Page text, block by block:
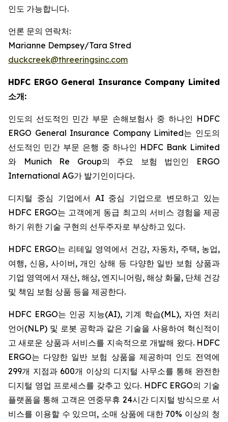
인도 가능합니다.
언론 문의 연락처:
Marianne Dempsey/Tara Stred
duckcreek@threeringsinc.com
HDFC ERGO General Insurance Company Limited
소개:
인도의 선도적인 민간 부문 손해보험사 중 하나인 HDFC
ERGO General Insurance Company Limited는 인도의
선도적인 민간 부문 은행 중 하나인 HDFC Bank Limited
와 Munich Re Group의 주요 보험 법인인 ERGO
International AG가 발기인이다다.
디지털 중심 기업에서 AI 중심 기업으로 변모하고 있는
HDFC ERGO는 고객에게 동급 최고의 서비스 경험을 제공
하기 위한 기술 구현의 선두주자로 부상하고 있다.
HDFC ERGO는 리테일 영역에서 건강, 자동차, 주택, 농업,
여행, 신용, 사이버, 개인 상해 등 다양한 일반 보험 상품과
기업 영역에서 재산, 해상, 엔지니어링, 해상 화물, 단체 건강
및 책임 보험 상품 등을 제공한다.
HDFC ERGO는 인공 지능(AI), 기계 학습(ML), 자연 처리
언어(NLP) 및 로봇 공학과 같은 기술을 사용하여 혁신적이
고 새로운 상품과 서비스를 지속적으로 개발해 왔다. HDFC
ERGO는 다양한 일반 보험 상품을 제공하며 인도 전역에
299개 지점과 600개 이상의 디지털 사무소를 통해 완전한
디지털 영업 프로세스를 갖추고 있다. HDFC ERGO의 기술
플랫폼을 통해 고객은 연중무휴 24시간 디지털 방식으로 서
비스를 이용할 수 있으며, 소매 상품에 대한 70% 이상의 청